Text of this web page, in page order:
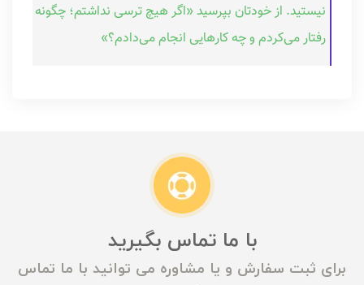
نیستید. از خودتان بپرسید «اگر هیچ ترسی نداشتم؛ چگونه
رفتار می‌کردم و چه کارهایی انجام می‌دادم؟»
با ما تماس بگیرید
برای ثبت سفارش و یا مشاوره می توانید با ما تماس